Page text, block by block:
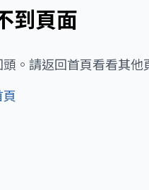
到頁面
。請返回首頁看看其他